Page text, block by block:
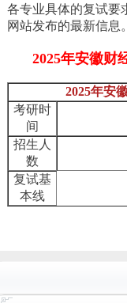
各专业具体的复试要
网站发布的最新信息。
2025年安徽财
2025年安
考研时
间
招生人
数
复试基
本线